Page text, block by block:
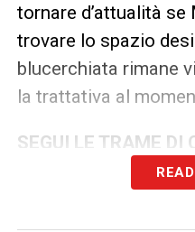
tornare d’attualità
trovare lo spazio
blucerchiata rimane
la trattativa al
SEGUI LE TRAME DI